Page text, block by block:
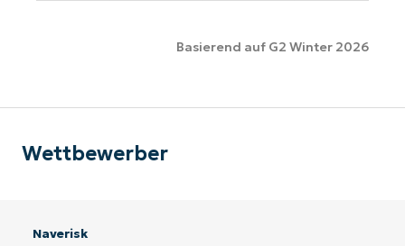
Basierend auf G2 Winter 2026
Wettbewerber
Naverisk